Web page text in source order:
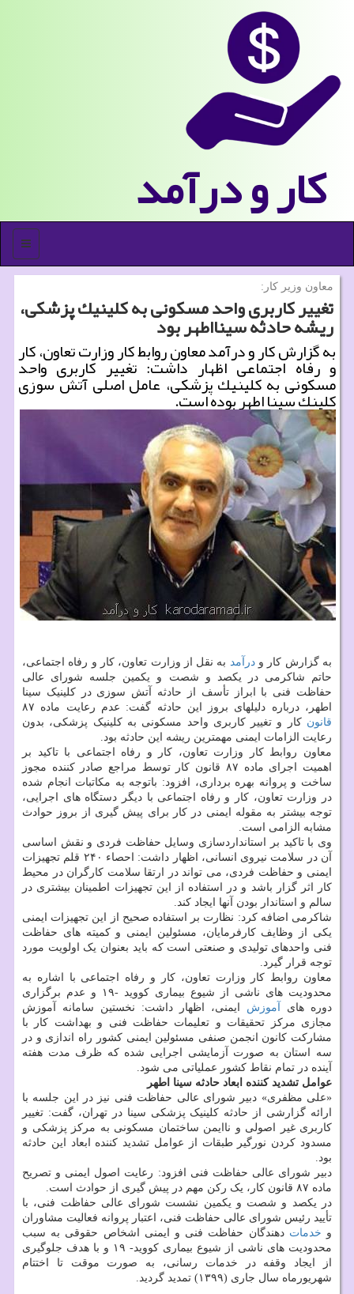
كار و درآمد
منو
معاون وزیر كار:
تغییر كاربری واحد مسكونی به كلینیك پزشكی،
ریشه حادثه سینااطهر بود
به گزارش كار و درآمد معاون روابط كار وزارت تعاون، كار
و رفاه اجتماعی اظهار داشت: تغییر كاربری واحد
مسكونی به كلینیك پزشكی، عامل اصلی آتش سوزی
كلینك سینا اطهر بوده است.
به گزارش کار ودرآمد به نقل از وزارت تعاون، کار و رفاه اجتماعی،
حاتم شاکرمی در یکصد و شصت و یکمین جلسه شورای عالی
حفاظت فنی با ابراز تأسف از حادثه آتش سوزی در کلینیک سینا
اطهر، درباره دلیلهای بروز این حادثه گفت: عدم رعایت ماده ۸۷
قانون کار و تغییر کاربری واحد مسکونی به کلینیک پزشکی، بدون
رعایت الزامات ایمنی مهمترین ریشه این حادثه بود.
معاون روابط کار وزارت تعاون، کار و رفاه اجتماعی با تاکید بر
اهمیت اجرای ماده ۸۷ قانون کار توسط مراجع صادر کننده مجوز
ساخت و پروانه بهره برداری، افزود: باتوجه به مکاتبات انجام شده
در وزارت تعاون، کار و رفاه اجتماعی با دیگر دستگاه های اجرایی،
توجه بیشتر به مقوله ایمنی در کار برای پیش گیری از بروز حوادث
مشابه الزامی است.
وی با تاکید بر استانداردسازی وسایل حفاظت فردی و نقش اساسی
آن در سلامت نیروی انسانی، اظهار داشت: احصاء ۲۴۰ قلم تجهیزات
ایمنی و حفاظت فردی، می تواند در ارتقا سلامت کارگران در محیط
کار اثر گزار باشد و در استفاده از این تجهیزات اطمینان بیشتری در
سالم و استاندار بودن آنها ایجاد کند.
شاکرمی اضافه کرد: نظارت بر استفاده صحیح از این تجهیزات ایمنی
یکی از وظایف کارفرمایان، مسئولین ایمنی و کمیته های حفاظت
فنی واحدهای تولیدی و صنعتی است که باید بعنوان یک اولویت مورد
توجه قرار گیرد.
معاون روابط کار وزارت تعاون، کار و رفاه اجتماعی با اشاره به
محدودیت های ناشی از شیوع بیماری کووید -۱۹ و عدم برگزاری
دوره های
آموزش ایمنی، اظهار داشت: نخستین سامانه آموزش
مجازی مرکز تحقیقات و تعلیمات حفاظت فنی و بهداشت کار با
مشارکت کانون انجمن صنفی مسئولین ایمنی کشور راه اندازی و در
سه استان به صورت آزمایشی اجرایی شده که ظرف مدت هفته
آینده در تمام نقاط کشور عملیاتی می شود.
عوامل تشدید کننده ابعاد حادثه سینا اطهر
«علی مظفری» دبیر شورای عالی حفاظت فنی نیز در این جلسه با
ارائه گزارشی از حادثه کلینیک پزشکی سینا در تهران، گفت: تغییر
کاربری غیر اصولی و ناایمن ساختمان مسکونی به مرکز پزشکی و
مسدود کردن نورگیر طبقات از عوامل تشدید کننده ابعاد این حادثه
بود.
دبیر شورای عالی حفاظت فنی افزود: رعایت اصول ایمنی و تصریح
ماده ۸۷ قانون کار، یک رکن مهم در پیش گیری از حوادث است.
در یکصد و شصت و یکمین نشست شورای عالی حفاظت فنی، با
تأیید رئیس شورای عالی حفاظت فنی، اعتبار پروانه فعالیت مشاوران
و خدمات دهندگان حفاظت فنی و ایمنی اشخاص حقوقی به سبب
محدودیت های ناشی از شیوع بیماری کووید- ۱۹ و با هدف جلوگیری
از ایجاد وقفه در خدمات رسانی، به صورت موقت تا اختتام
شهریورماه سال جاری (۱۳۹۹) تمدید گردید.